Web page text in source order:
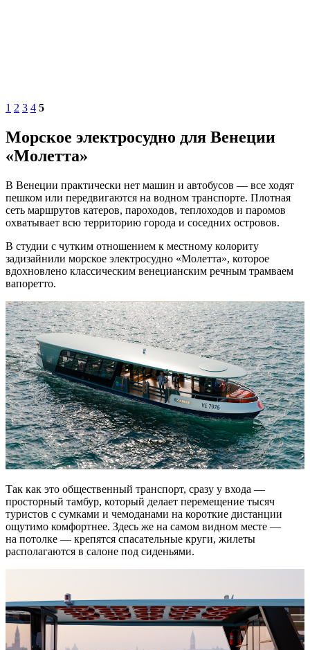
1 2 3 4 5
Морское электросудно для Венеции
«Молетта»
В Венеции практически нет машин и автобусов — все ходят
пешком или передвигаются на водном транспорте. Плотная
сеть маршрутов катеров, пароходов, теплоходов и паромов
охватывает всю территорию города и соседних островов.
В студии с чутким отношением к местному колориту
задизайнили морское электросудно «Молетта», которое
вдохновлено классическим венецианским речным трамваем
вапоретто.
Так как это общественный транспорт, сразу у входа —
просторный тамбур, который делает перемещение тысяч
туристов с сумками и чемоданами на короткие дистанции
ощутимо комфортнее. Здесь же на самом видном месте —
на потолке — крепятся спасательные круги, жилеты
располагаются в салоне под сиденьями.